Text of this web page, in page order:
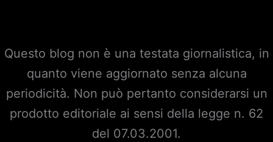
Questo blog non è una testata giornalistica, in
quanto viene aggiornato senza alcuna
periodicità. Non può pertanto considerarsi un
prodotto editoriale ai sensi della legge n. 62
del 07.03.2001.